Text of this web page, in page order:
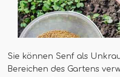
Sie können Senf als
Bereichen des Gartens